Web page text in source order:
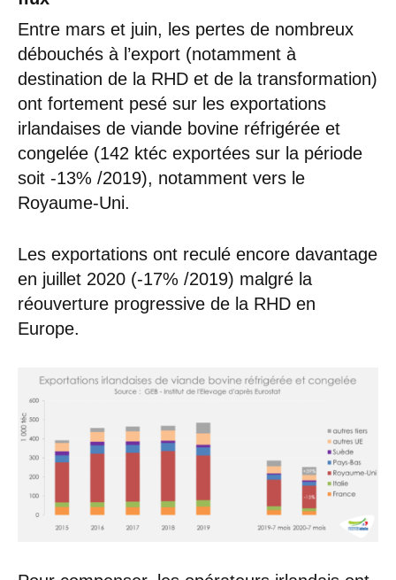
Entre mars et juin, les pertes de nombreux
débouchés à l’export (notamment à
destination de la RHD et de la transformation)
ont fortement pesé sur les exportations
irlandaises de viande bovine réfrigérée et
congelée (142 ktéc exportées sur la période
soit -13% /2019), notamment vers le
Royaume-Uni.
Les exportations ont reculé encore davantage
en juillet 2020 (-17% /2019) malgré la
réouverture progressive de la RHD en
Europe.